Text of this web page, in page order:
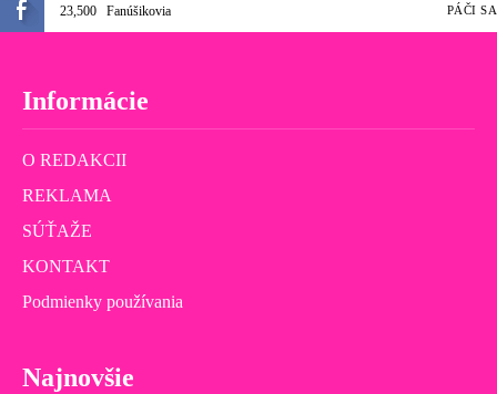
23,500 Fanúšikovia PÁČI SA
Informácie
O REDAKCII
REKLAMA
SÚŤAŽE
KONTAKT
Podmienky používania
Najnovšie